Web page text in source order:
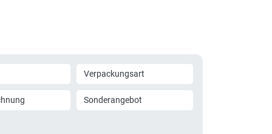
Verpackungsart
Sonderangebot